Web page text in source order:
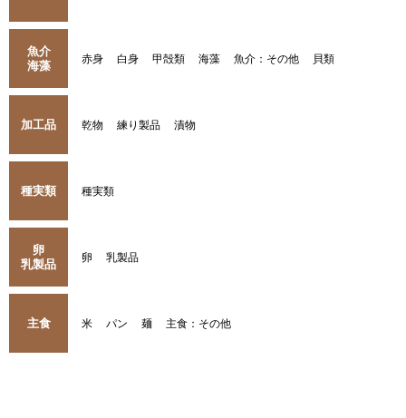
魚介
海藻
赤身 白身 甲殻類 海藻 魚介：その他 貝類
加工品 乾物 練り製品 漬物
種実類 種実類
卵
乳製品
卵 乳製品
主食 米 パン 麺 主食：その他